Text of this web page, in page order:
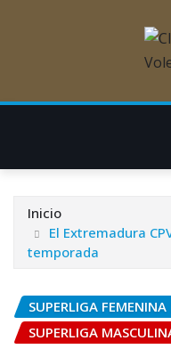
Inicio
El Extremadura
temporada
SUPERLIGA FEMENINA
SUPERLIGA